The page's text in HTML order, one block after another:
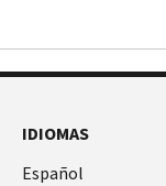
IDIOMAS
Español